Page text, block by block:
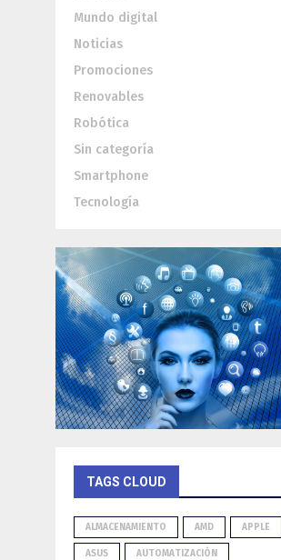
Mundo digital
Noticias
Promociones
Renovables
Robótica
Sin categoría
Smartphone
Tecnología
TAGS CLOUD
ALMACENAMIENTO AMD APPLE
ASUS AUTOMATIZACIÓN